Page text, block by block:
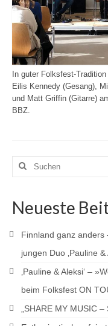
In guter Folksfest-
Eilis Kennedy (Gesang),
und Matt Griffin (Gitarre)
BBZ.
Suchen
Neueste
Finnland ganz anders
jungen Duo ‚Pauline &
‚Pauline & Aleksi‘ –
beim Folksfest ON
„SHARE MY MUSIC